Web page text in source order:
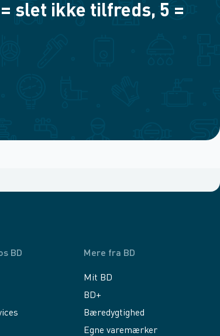
slet ikke tilfreds, 5 =
BD Mere fra BD
Mit BD
BD+
Bæredygtighed
Egne varemærker